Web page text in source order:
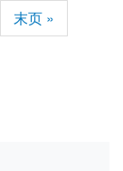
末
页
末页 »